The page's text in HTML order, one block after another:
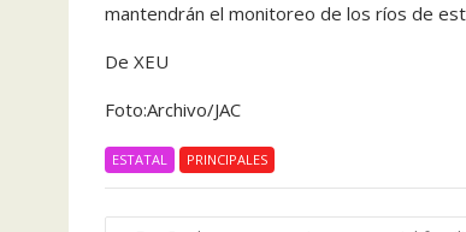
mantendrán el monitoreo de los ríos de
De XEU
Foto:Archivo/JAC
ESTATAL PRINCIPALES